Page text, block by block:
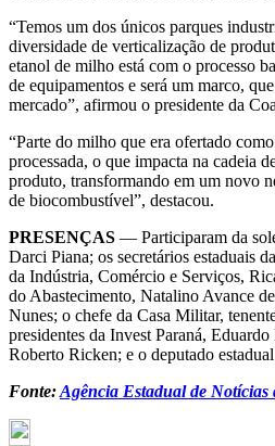
“Temos um dos únicos parques
diversidade de verticalização de
etanol de milho está com o processo
de equipamentos e será um marco,
mercado”, afirmou o presidente da
“Parte do milho que era ofertado
processada, o que impacta na cadeia
produto, transformando em um novo
de biocombustível”, destacou.
PRESENÇAS — Participaram da
Darci Piana; os secretários estaduais
da Indústria, Comércio e Serviços,
do Abastecimento, Natalino Avance
Nunes; o chefe da Casa Militar,
presidentes da Invest Paraná,
Roberto Ricken; e o deputado
Fonte:Agência Estadual de Notícias